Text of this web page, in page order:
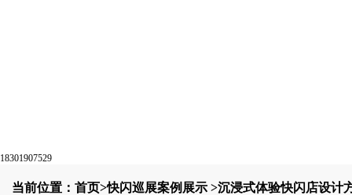
18301907529
当前位置： 首页>快闪巡展案例展示>沉浸式体验快闪店设计